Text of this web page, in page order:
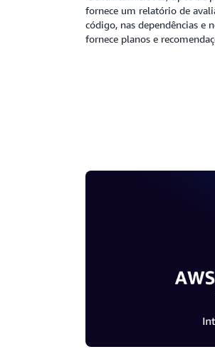
fornece um relatório de
código, nas dependências e
fornece planos e